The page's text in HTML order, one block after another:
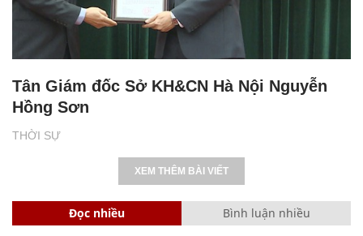
THỜI SỰ
Tân Giám đốc Sở KH&CN Hà Nội Nguyễn
Hồng Sơn
XEM THÊM BÀI VIẾT
Đọc nhiều Bình luận nhiều